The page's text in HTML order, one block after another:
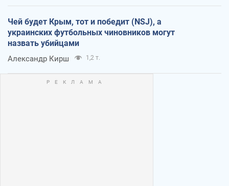
Чей будет Крым, тот и победит (NSJ), а
украинских футбольных чиновников могут
назвать убийцами
Александр Кирш 1,2 т.